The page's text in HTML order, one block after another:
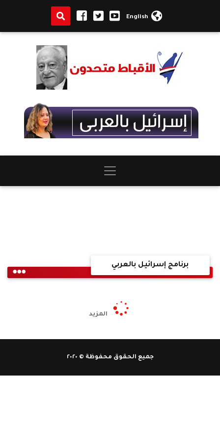
English
برنامج إسرائيل بالعربي
المزيد
جميع الحقوق محفوظة © ٢٠٢٠